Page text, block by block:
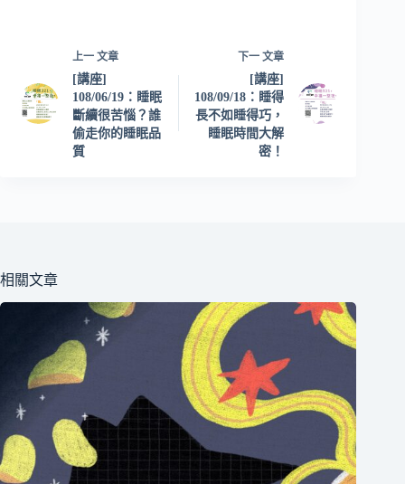
上一 文章
[講座]
108/06/19：睡眠
斷續很苦惱？誰
偷走你的睡眠品
質
下一文章
[講座]
108/09/18：睡得
長不如睡得巧，
睡眠時間大解
密！
相關文章